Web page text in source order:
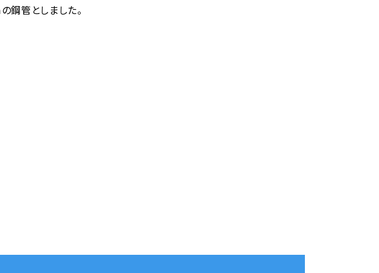
鋼管としました。